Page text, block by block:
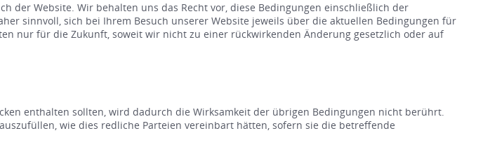
der Website. Wir behalten uns das Recht vor, diese Bedingungen einschließlich der
sinnvoll, sich bei Ihrem Besuch unserer Website jeweils über die aktuellen Bedingungen für
nur für die Zukunft, soweit wir nicht zu einer rückwirkenden Änderung gesetzlich oder auf
enthalten sollten, wird dadurch die Wirksamkeit der übrigen Bedingungen nicht berührt.
wie dies redliche Parteien vereinbart hätten, sofern sie die betreffende